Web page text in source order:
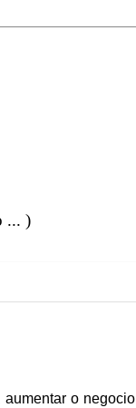
... )
o negocio